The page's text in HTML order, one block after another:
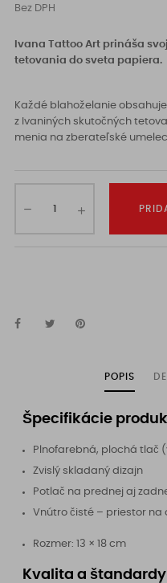
Bez DPH
Ivana Tattoo Art prináša
tetovania do sveta papiera.
Každé blahoželanie
z Ivaniných skutočných
menia na zberateľské
POPIS
Špecifikácie
Plnofarebná, plochá tlač
Zvislý skladaný dizajn
Potlač na prednej aj
Vnútro čisté – priestor na
Rozmer: 13 × 18 cm
Kvalita a